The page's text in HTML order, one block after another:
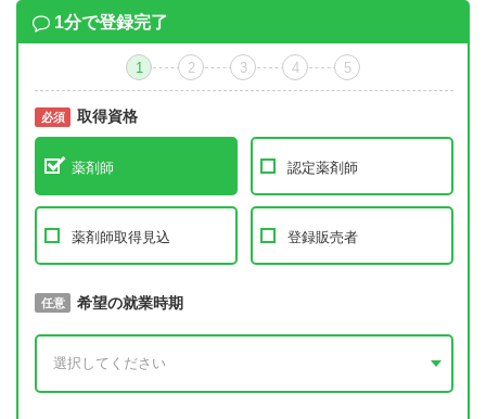
1分で登録完了
1 2 3 4 5
必須 取得資格
薬剤師 認定薬剤師
薬剤師取得見込 登録販売者
必須 取得予定年
任意 希望の就業時期